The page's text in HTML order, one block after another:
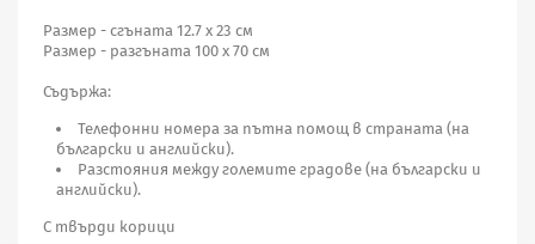
Размер - сгъната 12.7 х 23 см
Размер - разгъната 100 х 70 см
Съдържа:
Телефонни номера за пътна помощ в страната (на
български и английски).
Разстояния между големите градове (на български и
английски).
С твърди корици